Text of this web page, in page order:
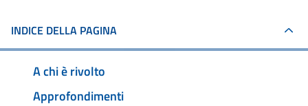
INDICE DELLA PAGINA
A chi è rivolto
Approfondimenti